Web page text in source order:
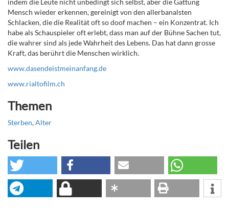
indem die Leute nicht unbedingt sich selbst, aber die Gattung
Mensch wieder erkennen, gereinigt von den allerbanalsten
Schlacken, die die Realität oft so doof machen – ein Konzentrat. Ich
habe als Schauspieler oft erlebt, dass man auf der Bühne Sachen tut,
die wahrer sind als jede Wahrheit des Lebens. Das hat dann grosse
Kraft, das berührt die Menschen wirklich.
www.dasendeistmeinanfang.de
www.rialtofilm.ch
Themen
Sterben,Alter
Teilen